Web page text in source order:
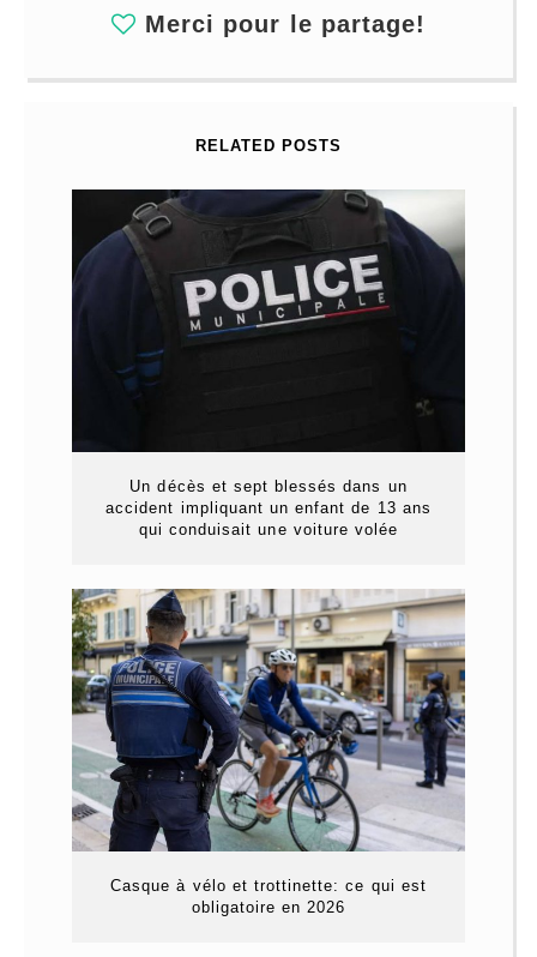
Merci pour le partage!
RELATED POSTS
Un décès et sept blessés dans un
accident impliquant un enfant de 13 ans
qui conduisait une voiture volée
Casque à vélo et trottinette: ce qui est
obligatoire en 2026